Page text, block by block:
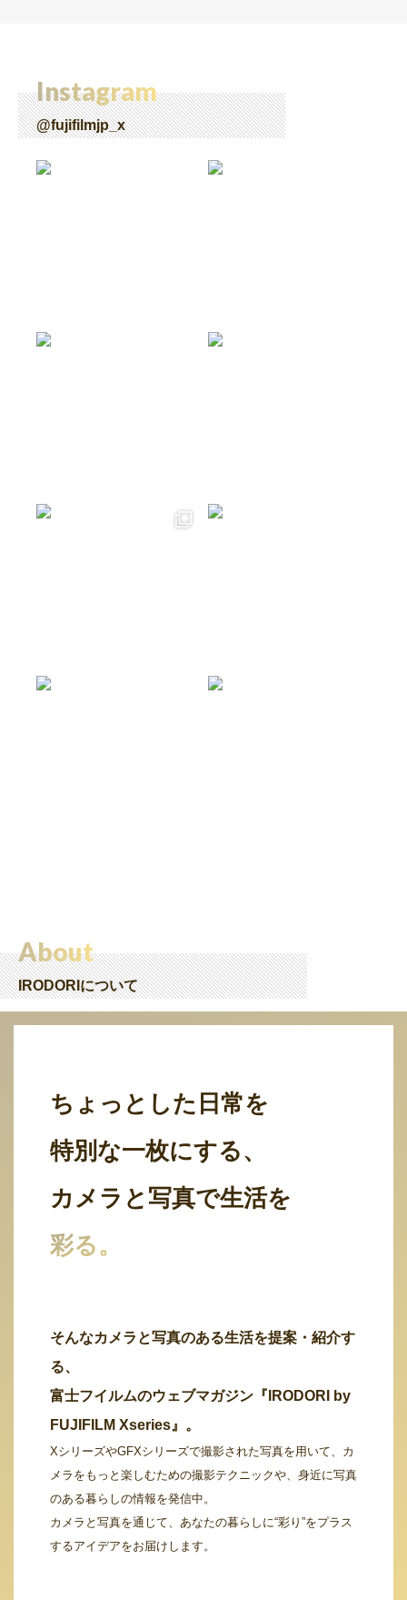
Instagram
@fujifilmjp_x
About
IRODORIについて
ちょっとした日常を
特別な一枚にする、
カメラと写真で生活を
彩る。
そんなカメラと写真のある生活を提案・紹介す
る、
富士フイルムのウェブマガジン『IRODORI by
FUJIFILM Xseries』。
XシリーズやGFXシリーズで撮影された写真を用いて、カ
メラをもっと楽しむための撮影テクニックや、身近に写真
のある暮らしの情報を発信中。
カメラと写真を通じて、あなたの暮らしに“彩り”をプラス
するアイデアをお届けします。